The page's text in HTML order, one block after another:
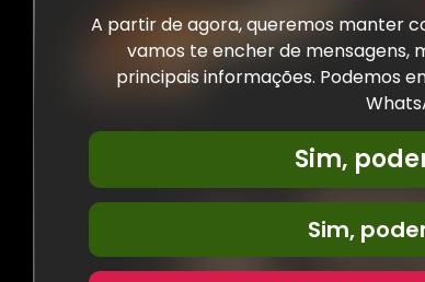
A partir de agora, queremos manter
vamos te encher de mensagens,
principais informações. Podemos
Sim,
Sim,